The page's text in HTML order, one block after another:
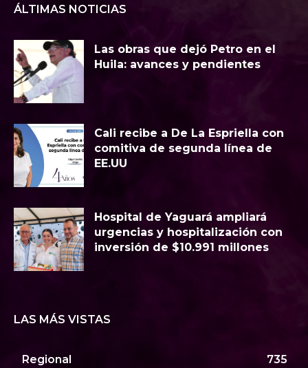
ÁLTIMAS NOTICIAS
Las obras que dejó Petro en el
Huila: avances y pendientes
Cali recibe a De La Espriella con
comitiva de segunda línea de
EE.UU
Hospital de Yaguará ampliará
urgencias y hospitalización con
inversión de $10.991 millones
LAS MÁS VISTAS
Regional 735